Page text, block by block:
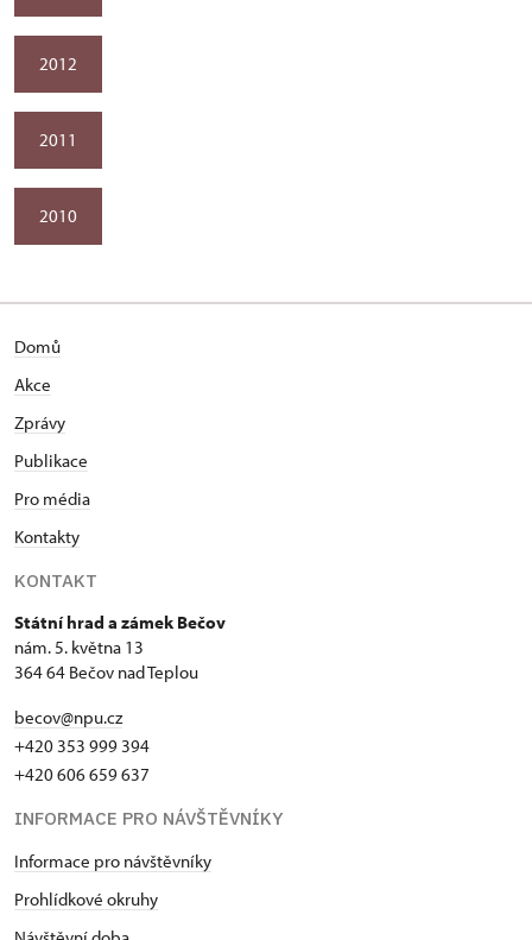
2012
2011
2010
Domů
Akce
Zprávy
Publikace
Pro média
Kontakty
KONTAKT
Státní hrad a zámek Bečov
nám. 5. května 13
364 64 Bečov nad Teplou
becov@npu.cz
+420 353 999 394
+420 606 659 637
INFORMACE PRO NÁVŠTĚVNÍKY
Informace pro návštěvníky
Prohlídkové okruhy